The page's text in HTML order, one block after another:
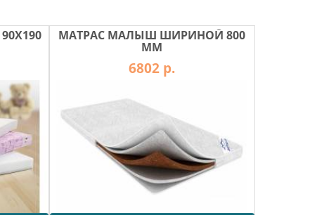
МАТРАС МАЛЫШ ШИРИНОЙ 800
ММ
6802 р.